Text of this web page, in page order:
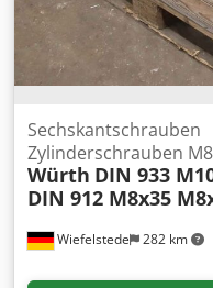
Wiefelstede 282 km
Sechskantschrauben
Zylinderschrauben
Würth DIN 933
DIN 912 M8x35